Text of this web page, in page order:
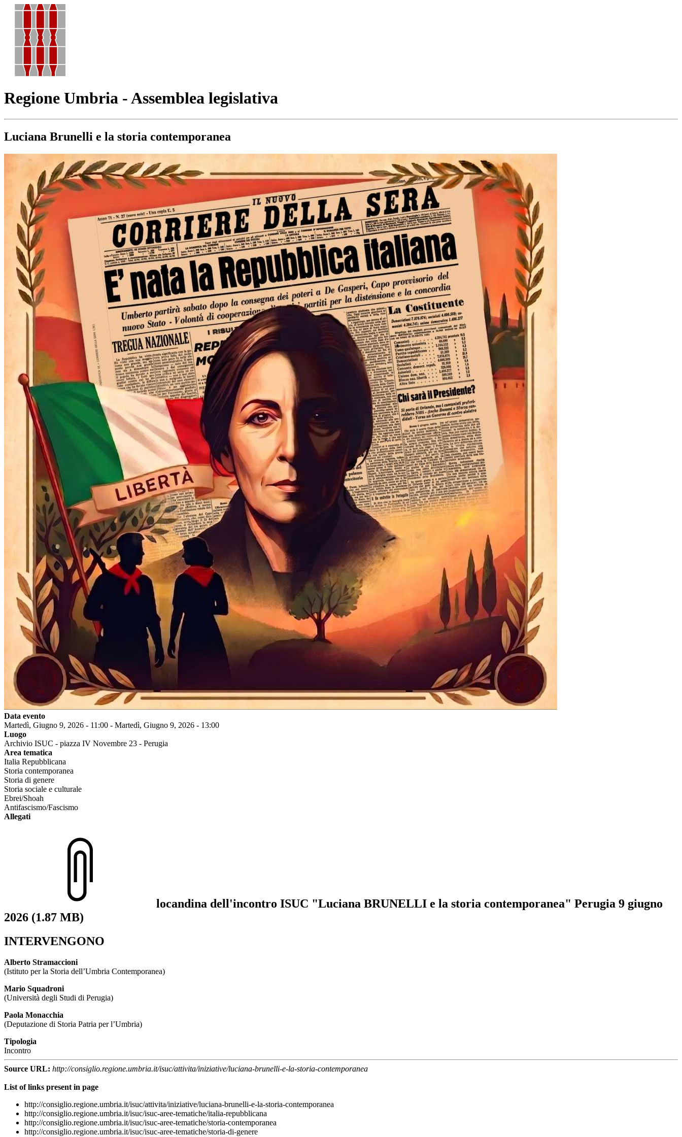
Regione Umbria - Assemblea legislativa
Luciana Brunelli e la storia contemporanea
Data evento
Martedì, Giugno 9, 2026 - 11:00 - Martedì, Giugno 9, 2026 - 13:00
Luogo
Archivio ISUC - piazza IV Novembre 23 - Perugia
Area tematica
Italia Repubblicana
Storia contemporanea
Storia di genere
Storia sociale e culturale
Ebrei/Shoah
Antifascismo/Fascismo
Allegati
locandina dell'incontro ISUC "Luciana BRUNELLI e la storia contemporanea" Perugia 9 giugno
2026 (1.87 MB)
INTERVENGONO
Alberto Stramaccioni
(Istituto per la Storia dell’Umbria Contemporanea)
Mario Squadroni
(Università degli Studi di Perugia)
Paola Monacchia
(Deputazione di Storia Patria per l’Umbria)
Tipologia
Incontro
Source URL: http://consiglio.regione.umbria.it/isuc/attivita/iniziative/luciana-brunelli-e-la-storia-contemporanea
List of links present in page
http://consiglio.regione.umbria.it/isuc/attivita/iniziative/luciana-brunelli-e-la-storia-contemporanea
http://consiglio.regione.umbria.it/isuc/isuc-aree-tematiche/italia-repubblicana
http://consiglio.regione.umbria.it/isuc/isuc-aree-tematiche/storia-contemporanea
http://consiglio.regione.umbria.it/isuc/isuc-aree-tematiche/storia-di-genere